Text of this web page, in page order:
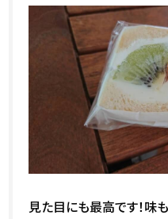
見た目にも最高です！味も